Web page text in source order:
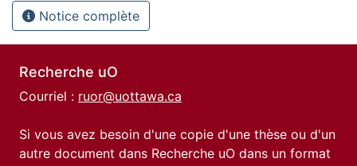
Notice complète
Recherche uO
Courriel : ruor@uottawa.ca
Si vous avez besoin d'une copie d'une thèse ou d'un
autre document dans Recherche uO dans un format